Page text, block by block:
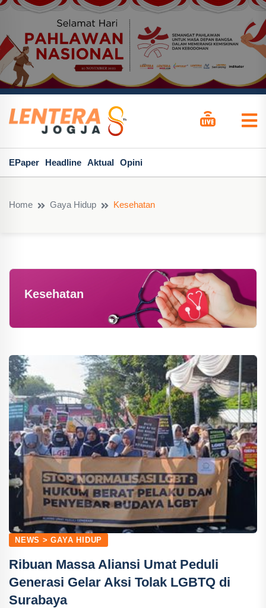
EPaper Headline Aktual Opini
Home Gaya Hidup Kesehatan
Kesehatan
NEWS > GAYA HIDUP
Ribuan Massa Aliansi Umat Peduli
Generasi Gelar Aksi Tolak LGBTQ di
Surabaya